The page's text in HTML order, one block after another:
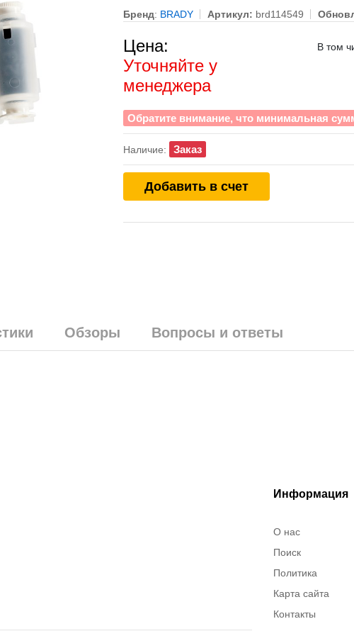
Бренд: BRADY Артикул: brd114549
Цена:
Уточняйте у
менеджера
В том
Обратите внимание, что минимальная
Наличие: Заказ
Добавить в счет
Обзоры Вопросы и ответы
Информация
О нас
Поиск
Политика
Карта сайта
Контакты